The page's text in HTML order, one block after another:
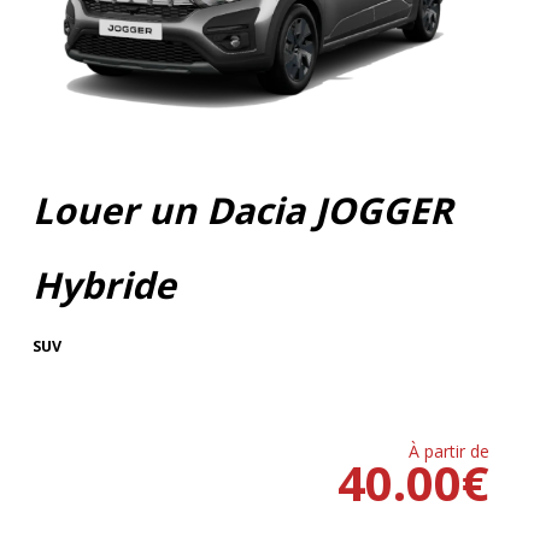
Louer un Dacia JOGGER
Hybride
SUV
À partir de
€
40.00